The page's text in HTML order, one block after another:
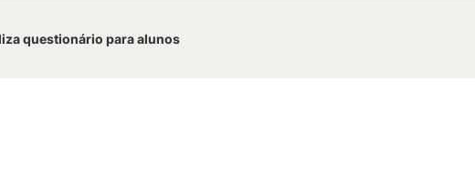
questionário para alunos